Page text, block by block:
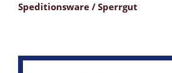
Speditionsware / Sperrgut